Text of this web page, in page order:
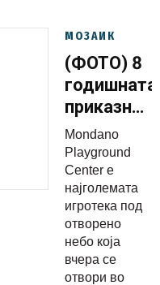
МОЗАИК
(ФОТО) 8
годишната
приказна
на
Мондано
комплекс
доби ново
поглавје
Mondano
Playground
Center е
најголемата
игротека под
отворено
небо која
вчера се
отвори во